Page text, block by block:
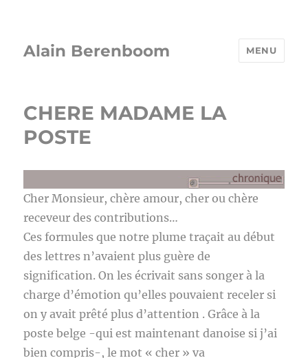
Alain Berenboom MENU
CHERE MADAME LA
POSTE
Cher Monsieur, chère amour, cher ou chère
receveur des contributions…
Ces formules que notre plume traçait au début
des lettres n’avaient plus guère de
signification. On les écrivait sans songer à la
charge d’émotion qu’elles pouvaient receler si
on y avait prêté plus d’attention . Grâce à la
poste belge -qui est maintenant danoise si j’ai
bien compris-, le mot « cher » va